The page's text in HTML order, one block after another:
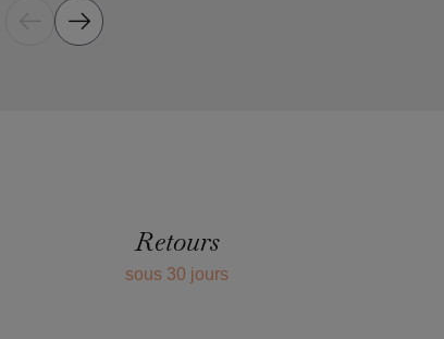
Retours
sous 30 jours